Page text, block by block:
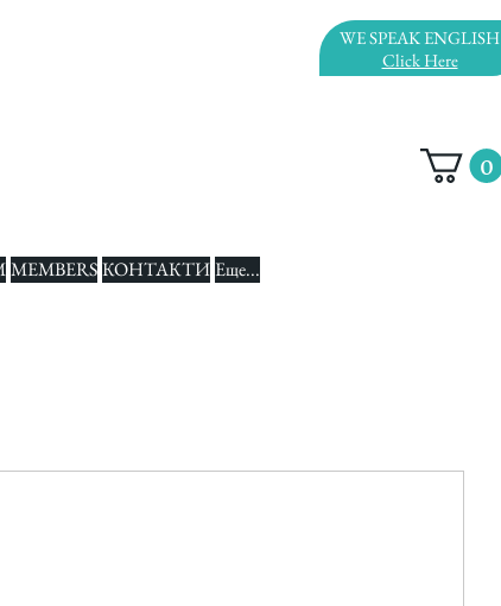
WE SPEAK ENGLISH
Click Here
0
MEMBERS КОНТАКТИ Еще...